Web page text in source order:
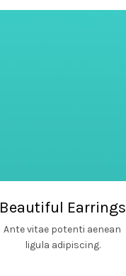
Beautiful Earrings
Ante vitae potenti aenean
ligula adipiscing.